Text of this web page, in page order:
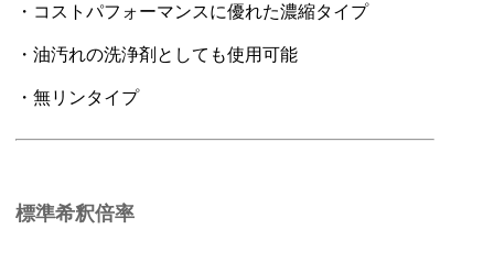
・コストパフォーマンスに優れた濃縮タイプ
・油汚れの洗浄剤としても使用可能
・無リンタイプ
標準希釈倍率